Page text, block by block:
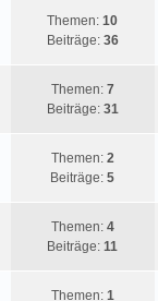
Themen:10
Beiträge: 36
Themen: 7
Beiträge: 31
Themen: 2
Beiträge:5
Themen: 4
Beiträge:11
Themen: 1